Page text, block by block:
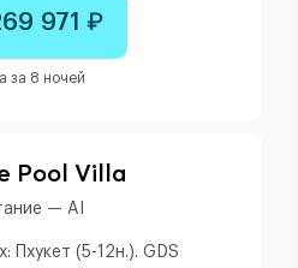
971 ₽
за 8 ночей
Pool Villa
— AI
Пхукет (5-12н.). GDS